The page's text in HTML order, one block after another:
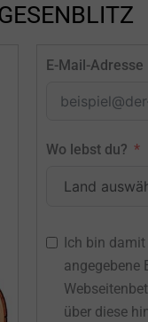
E-Mail-Adresse
Wo lebst du?
Ich bin
angegebene
über diese